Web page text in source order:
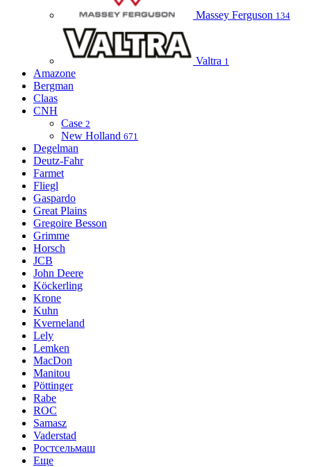
Massey Ferguson 134
Valtra 1
Amazone
Bergman
Claas
CNH
Case 2
New Holland 671
Degelman
Deutz-Fahr
Farmet
Fliegl
Gaspardo
Great Plains
Gregoire Besson
Grimme
Horsch
JCB
John Deere
Köckerling
Krone
Kuhn
Kverneland
Lely
Lemken
MacDon
Manitou
Pöttinger
Rabe
ROC
Samasz
Vaderstad
Ростсельмаш
Еще